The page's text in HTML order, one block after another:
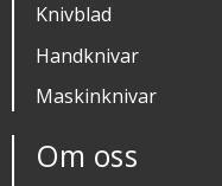
Knivblad
Handknivar
Maskinknivar
Om oss